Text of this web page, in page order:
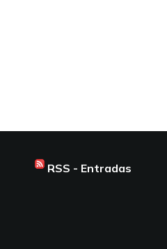
RSS - Entradas